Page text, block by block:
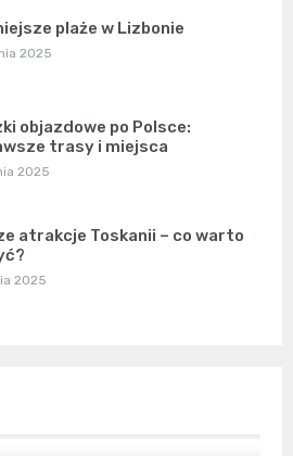
plaże w Lizbonie
2025
objazdowe po Polsce:
trasy i miejsca
2025
atrakcje Toskanii – co warto
2025